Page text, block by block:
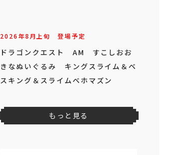
2026年8月下旬登場予定
ファイナルファンタジーXIV クエス
ソートver.